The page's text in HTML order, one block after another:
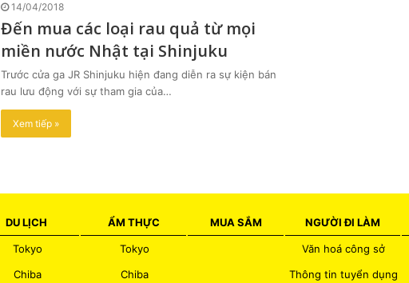
14/04/2018
Đến mua các loại rau quả từ mọi
miền nước Nhật tại Shinjuku
Trước cửa ga JR Shinjuku hiện đang diễn ra sự kiện bán
rau lưu động với sự tham gia của…
Xem tiếp »
DU LỊCH
Tokyo
Chiba
ẨM THỰC
Tokyo
Chiba
MUA SẮM NGƯỜI ĐI LÀM
Văn hoá công sở
Thông tin tuyển dụng